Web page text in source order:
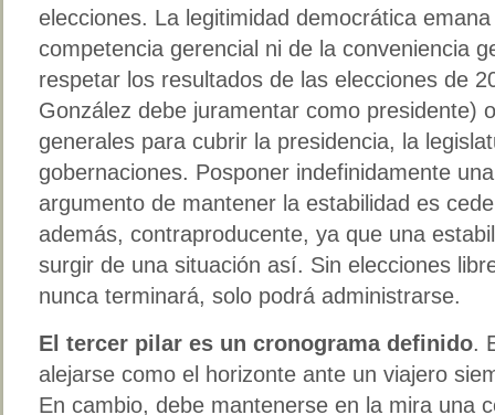
elecciones. La legitimidad democrática
competencia gerencial ni de la conveniencia
respetar los resultados de las elecciones de
González debe juramentar como presidente)
generales para cubrir la presidencia, la
gobernaciones. Posponer indefinidamente
argumento de mantener la estabilidad es
además, contraproducente, ya que una
surgir de una situación así. Sin elecciones
nunca terminará, solo podrá administrarse.
El tercer pilar es un cronograma definido.
alejarse como el horizonte ante un viajero
En cambio, debe mantenerse en la mira una